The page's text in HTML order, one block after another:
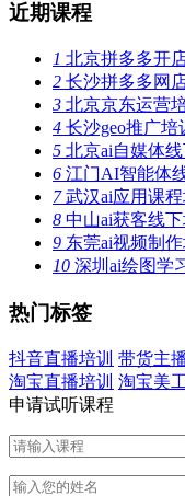
近期课程
1 北京拼多多开
2 长沙拼多多网
3 北京京东运营
4 长沙geo推广培
5 北京ai自媒体
6 江门AI智能体
7武汉ai应用课
8 中山ai获客线
9 东莞ai视频制
10 深圳ai绘图学
热门标签
抖音直播培训 带货主
淘宝直播培训 淘宝美
申请试听课程